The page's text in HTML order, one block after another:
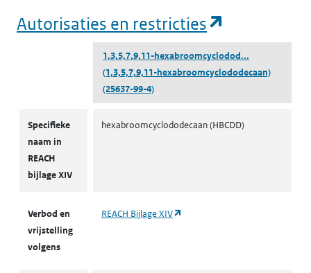
Autorisaties en restricties
1,3,5,7,9,11-hexabroomcyclodod...
(1,3,5,7,9,11-hexabroomcyclododecaan)
(25637-99-4)
Specifieke
naam in
REACH
bijlage XIV
hexabroomcyclododecaan (HBCDD)
Verbod en
vrijstelling
volgens
REACH Bijlage XIV